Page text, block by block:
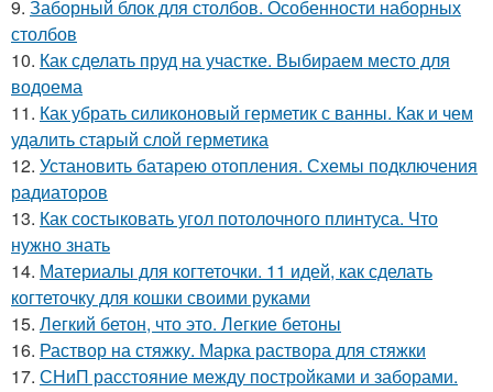
9. Заборный блок для столбов. Особенности наборных
столбов
10. Как сделать пруд на участке. Выбираем место для
водоема
11. Как убрать силиконовый герметик с ванны. Как и чем
удалить старый слой герметика
12. Установить батарею отопления. Схемы подключения
радиаторов
13. Как состыковать угол потолочного плинтуса. Что
нужно знать
14. Материалы для когтеточки. 11 идей, как сделать
когтеточку для кошки своими руками
15. Легкий бетон, что это. Легкие бетоны
16. Раствор на стяжку. Марка раствора для стяжки
17. СНиП расстояние между постройками и заборами.